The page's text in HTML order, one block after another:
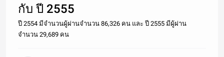
กับ ปี 2555
ปี 2554 มีจำนวนผู้ผ่านจำนวน 86,326 คน และ ปี 2555 มีผู้ผ่าน
จำนวน 29,689 คน